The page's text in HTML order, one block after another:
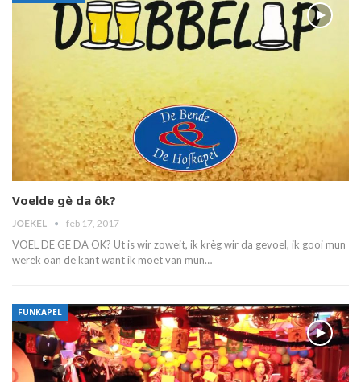
Voelde gè da ôk?
JOEKEL feb 17, 2017
VOEL DE GE DA OK? Ut is wir zoweit, ik krèg wir da gevoel, ik gooi mun
werek oan de kant want ik moet van mun…
FUNKAPEL